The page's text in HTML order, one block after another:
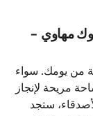
مهاوي -
من يومك. سواء
مريحة لإنجاز
ستجد